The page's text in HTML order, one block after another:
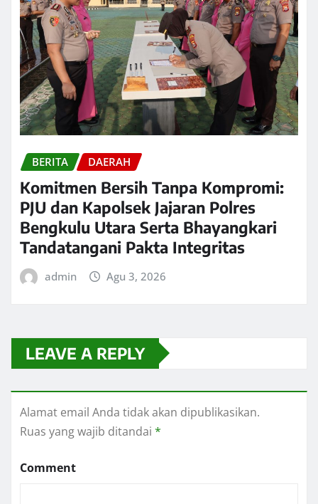
BERITA DAERAH
Komitmen Bersih Tanpa Kompromi:
PJU dan Kapolsek Jajaran Polres
Bengkulu Utara Serta Bhayangkari
Tandatangani Pakta Integritas
admin Agu 3, 2026
LEAVE A REPLY
Alamat email Anda tidak akan dipublikasikan.
Ruas yang wajib ditandai *
Comment